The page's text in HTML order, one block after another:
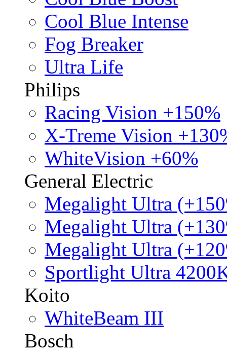
Cool Blue Intense
Fog Breaker
Ultra Life
Philips
Racing Vision +150%
X-Treme Vision
WhiteVision +60%
General Electric
Megalight Ultra
Megalight Ultra
Megalight Ultra
Sportlight Ultra
Koito
WhiteBeam III
Bosch